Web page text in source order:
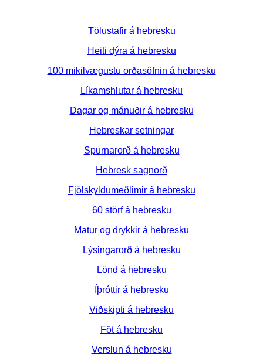
Tölustafir á hebresku
Heiti dýra á hebresku
100 mikilvægustu orðasöfnin á hebresku
Líkamshlutar á hebresku
Dagar og mánuðir á hebresku
Hebreskar setningar
Spurnarorð á hebresku
Hebresk sagnorð
Fjölskyldumeðlimir á hebresku
60 störf á hebresku
Matur og drykkir á hebresku
Lýsingarorð á hebresku
Lönd á hebresku
Íþróttir á hebresku
Viðskipti á hebresku
Föt á hebresku
Verslun á hebresku